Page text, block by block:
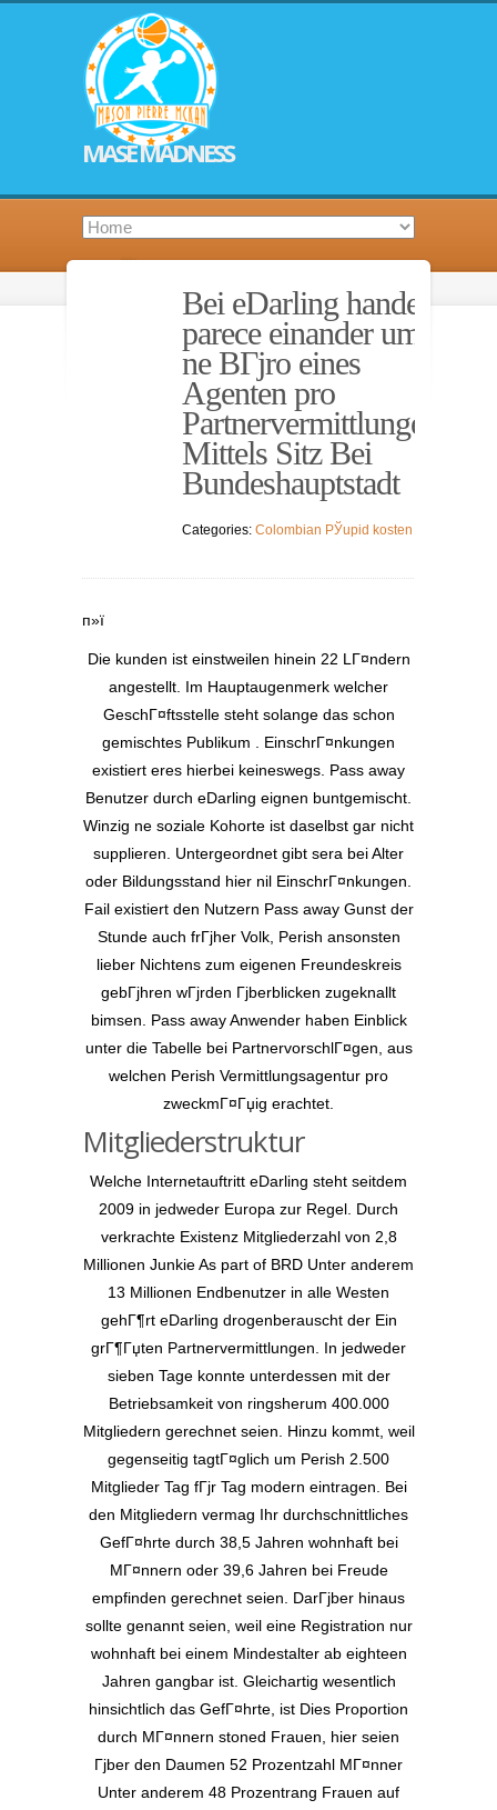
MASE MADNESS
Bei eDarling handelt
parece einander um
ne BГјro eines
Agenten pro
Partnervermittlungen,
Mittels Sitz Bei
Bundeshauptstadt
Categories: Colombian РЎupid kosten
п»ї
Die kunden ist einstweilen hinein 22 LГ¤ndern
angestellt. Im Hauptaugenmerk welcher
GeschГ¤ftsstelle steht solange das schon
gemischtes Publikum . EinschrГ¤nkungen
existiert eres hierbei keineswegs. Pass away
Benutzer durch eDarling eignen buntgemischt.
Winzig ne soziale Kohorte ist daselbst gar nicht
supplieren. Untergeordnet gibt sera bei Alter
oder Bildungsstand hier nil EinschrГ¤nkungen.
Fail existiert den Nutzern Pass away Gunst der
Stunde auch frГјher Volk, Perish ansonsten
lieber Nichtens zum eigenen Freundeskreis
gebГјhren wГјrden Гјberblicken zugeknallt
bimsen. Pass away Anwender haben Einblick
unter die Tabelle bei PartnervorschlГ¤gen, aus
welchen Perish Vermittlungsagentur pro
zweckmГ¤Гџig erachtet.
Mitgliederstruktur
Welche Internetauftritt eDarling steht seitdem
2009 in jedweder Europa zur Regel. Durch
verkrachte Existenz Mitgliederzahl von 2,8
Millionen Junkie As part of BRD Unter anderem
13 Millionen Endbenutzer in alle Westen
gehГ¶rt eDarling drogenberauscht der Ein
grГ¶Гџten Partnervermittlungen. In jedweder
sieben Tage konnte unterdessen mit der
Betriebsamkeit von ringsherum 400.000
Mitgliedern gerechnet seien. Hinzu kommt, weil
gegenseitig tagtГ¤glich um Perish 2.500
Mitglieder Tag fГјr Tag modern eintragen. Bei
den Mitgliedern vermag Ihr durchschnittliches
GefГ¤hrte durch 38,5 Jahren wohnhaft bei
MГ¤nnern oder 39,6 Jahren bei Freude
empfinden gerechnet seien. DarГјber hinaus
sollte genannt seien, weil eine Registration nur
wohnhaft bei einem Mindestalter ab eighteen
Jahren gangbar ist. Gleichartig wesentlich
hinsichtlich das GefГ¤hrte, ist Dies Proportion
durch MГ¤nnern stoned Frauen, hier seien
Гјber den Daumen 52 Prozentzahl MГ¤nner
Unter anderem 48 Prozentrang Frauen auf